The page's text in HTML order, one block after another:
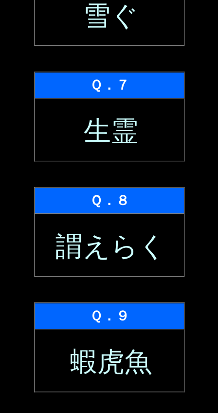
雪ぐ
Ｑ．７
生霊
Ｑ．８
謂えらく
Ｑ．９
蝦虎魚